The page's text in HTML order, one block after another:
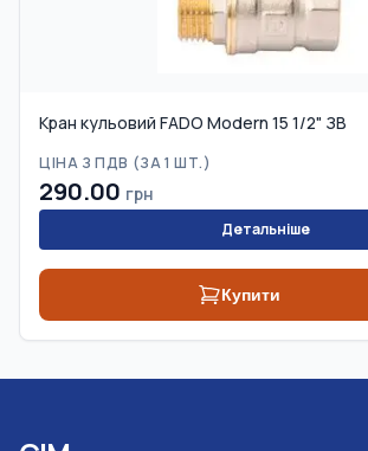
Кран кульовий FADO Modern 15 1/2" ЗВ
ЦІНА З ПДВ (ЗА 1 ШТ.)
290.00 грн
Детальніше
Купити